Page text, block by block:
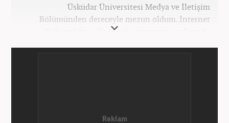
Üsküdar Üniversitesi Medya ve İletişim
Bölümünden dereceyle mezun oldum. İnternet
Haberciliğine ilk olarak üniversite sıralarında
grafik ve video hazırladım. Kariyerime Haber7'de